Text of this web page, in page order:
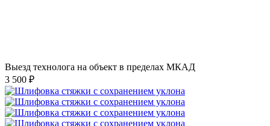
Выезд технолога на объект в пределах МКАД
3 500 ₽